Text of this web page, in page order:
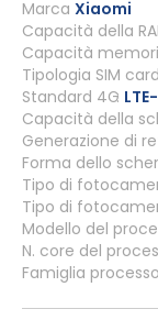
Marca Xiaomi
Capacità della
Capacità
Tipologia SIM card
Standard 4G
Capacità della
Generazione di
Forma dello
Tipo di
Tipo di
Modello del
N. core del
Famiglia